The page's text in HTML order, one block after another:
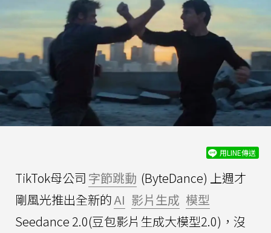
用LINE傳送
TikTok母公司 字節跳動 (ByteDance) 上週才
剛風光推出全新的AI 影片生成 模型
Seedance 2.0(豆包影片生成大模型2.0)，沒